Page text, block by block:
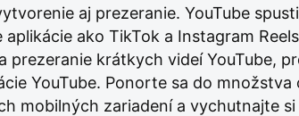
aj prezeranie. YouTube
ako TikTok a Instagram
prezeranie krátkych videí YouTube,
YouTube. Ponorte sa do množstva
mobilných zariadení a vychutnajte